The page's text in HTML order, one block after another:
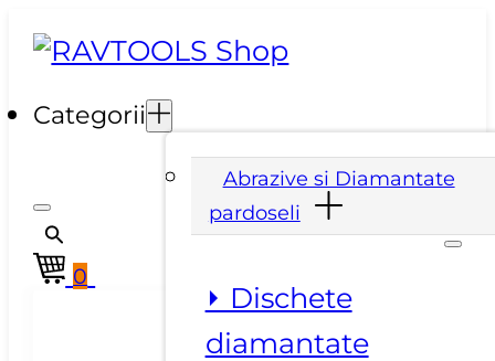
Categorii
Abrazive si Diamantate
pardoseli
⏵ Dischete
diamantate
0